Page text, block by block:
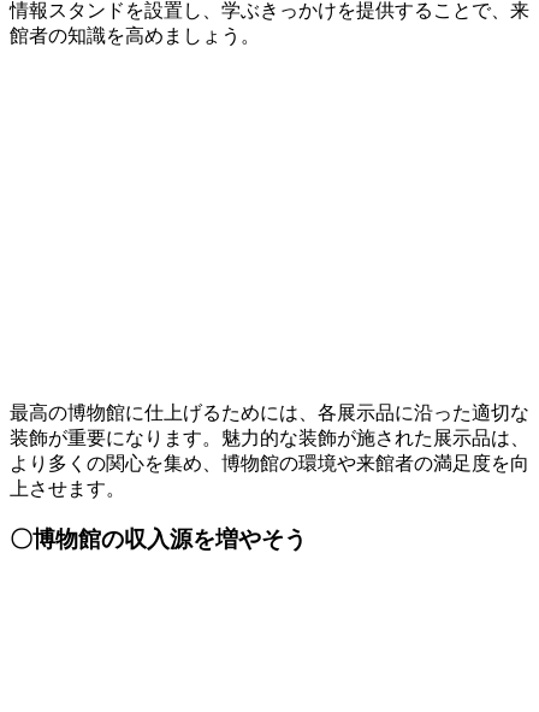
情報スタンドを設置し、学ぶきっかけを提供することで、来
館者の知識を高めましょう。
最高の博物館に仕上げるためには、各展示品に沿った適切な
装飾が重要になります。魅力的な装飾が施された展示品は、
より多くの関心を集め、博物館の環境や来館者の満足度を向
上させます。
〇博物館の収入源を増やそう